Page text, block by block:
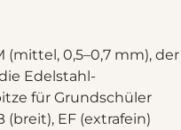
(mittel, 0,5–0,7 mm), der
Edelstahl-
für Grundschüler
(breit), EF (extrafein)